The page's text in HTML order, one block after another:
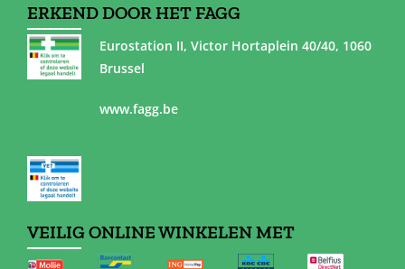
ERKEND DOOR HET FAGG
Eurostation II, Victor Hortaplein 40/40, 1060
Brussel
www.fagg.be
VEILIG ONLINE WINKELEN MET